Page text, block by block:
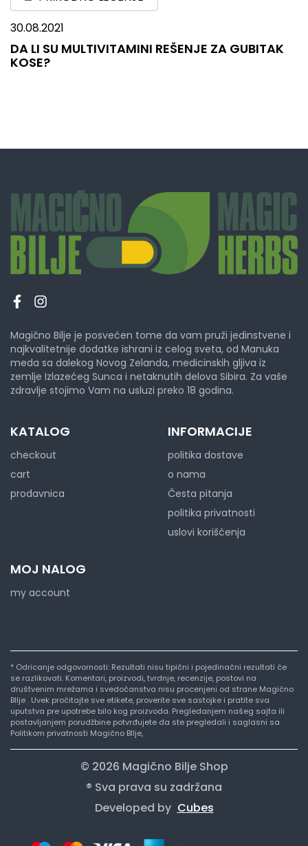
30.08.2021
DA LI SU MULTIVITAMINI REŠENJE ZA GUBITAK
KOSE?
Magično Bilje je posvećen tome da vam pruži jedinstvene i
najkvalitetnije dodatke ishrani iz celog sveta, od Manuka
meda sa dalekog Novog Zelanda, medicinskih gljiva iz
zemlje Izlazećeg Sunca i netaknutih delova Sibira. Za vaše
zdravlje stojimo Vam na usluzi preko 18 godina.
KATALOG
checkout
cart
prodavnica
INFORMACIJE
politika dostave
o nama
Česta pitanja
politika privatnosti
uslovi korišćenja
MOJ NALOG
my account
* Odricanje odgovornosti: Rezultati nisu tipični i pojedinačni rezultati će
se razlikovati. Komentari, proizvodi, tvrdnje, recenzije, postovi na
društvenim mrežama i svedočanstva nisu procenjeni od strane Magično
BIlje . Uvek pročitajte sve etikete, proverite sve sastojke i pratite sva
uputstva pre upotrebe bilo kog proizvoda. Pregledanjem našeg sajta ili
postavljanjem porudžbine potvrđujete da ste pregledali i saglasni sa
Politikom privatnosti Magično BIlje,
© 2026 Magično Bilje Shop
® Sva prava su zadržana
Developed by Cubes